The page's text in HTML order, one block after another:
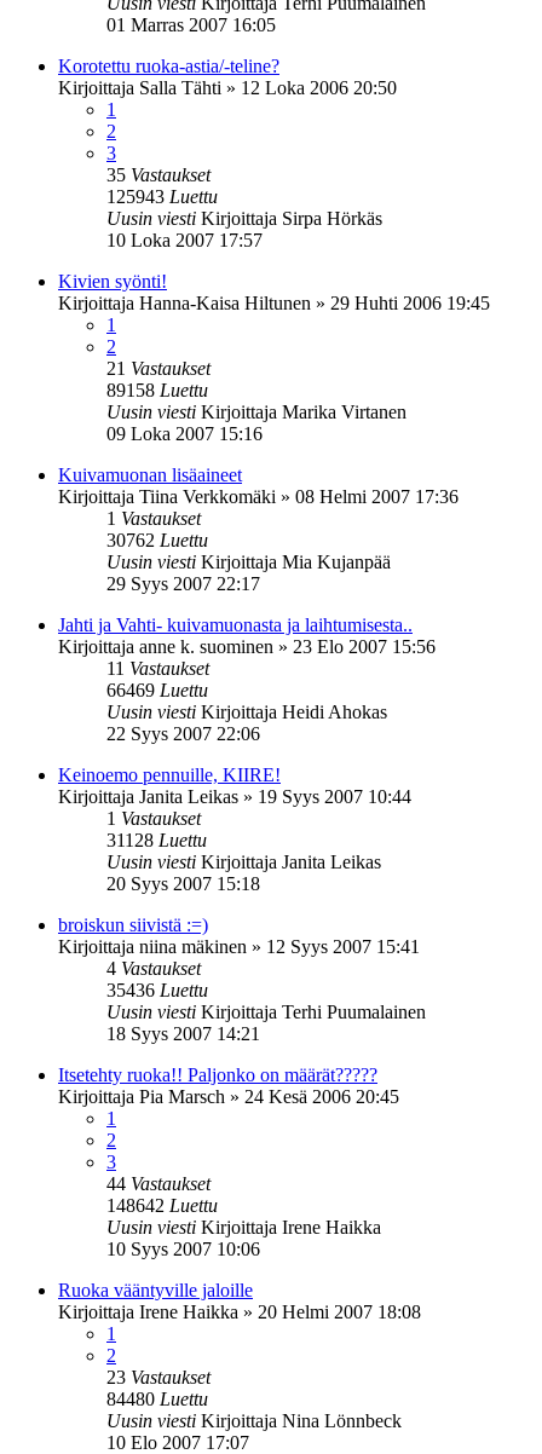
01 Marras 2007 16:05
Korotettu ruoka-astia/-teline?
Kirjoittaja Salla Tähti » 12 Loka 2006 20:50
1
2
3
35 Vastaukset
125943 Luettu
Uusin viesti Kirjoittaja Sirpa Hörkäs
10 Loka 2007 17:57
Kivien syönti!
Kirjoittaja Hanna-Kaisa Hiltunen » 29 Huhti 2006 19:45
1
2
21 Vastaukset
89158 Luettu
Uusin viesti Kirjoittaja Marika Virtanen
09 Loka 2007 15:16
Kuivamuonan lisäaineet
Kirjoittaja Tiina Verkkomäki » 08 Helmi 2007 17:36
1 Vastaukset
30762 Luettu
Uusin viesti Kirjoittaja Mia Kujanpää
29 Syys 2007 22:17
Jahti ja Vahti- kuivamuonasta ja laihtumisesta..
Kirjoittaja anne k. suominen » 23 Elo 2007 15:56
11 Vastaukset
66469 Luettu
Uusin viesti Kirjoittaja Heidi Ahokas
22 Syys 2007 22:06
Keinoemo pennuille, KIIRE!
Kirjoittaja Janita Leikas » 19 Syys 2007 10:44
1 Vastaukset
31128 Luettu
Uusin viesti Kirjoittaja Janita Leikas
20 Syys 2007 15:18
broiskun siivistä :=)
Kirjoittaja niina mäkinen » 12 Syys 2007 15:41
4 Vastaukset
35436 Luettu
Uusin viesti Kirjoittaja Terhi Puumalainen
18 Syys 2007 14:21
Itsetehty ruoka!! Paljonko on määrät?????
Kirjoittaja Pia Marsch » 24 Kesä 2006 20:45
1
2
3
44 Vastaukset
148642 Luettu
Uusin viesti Kirjoittaja Irene Haikka
10 Syys 2007 10:06
Ruoka vääntyville jaloille
Kirjoittaja Irene Haikka » 20 Helmi 2007 18:08
1
2
23 Vastaukset
84480 Luettu
Uusin viesti Kirjoittaja Nina Lönnbeck
10 Elo 2007 17:07